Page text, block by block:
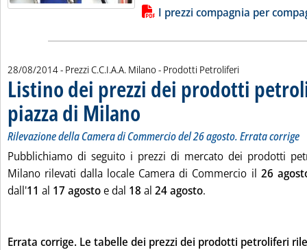
Lista allegati PDF alla notiziaI prezzi compagnia per
28/08/2014- Prezzi C.C.I.A.A. Milano - Prodotti Petroliferi
Listino dei prezzi dei prodotti
piazza di Milano . Sottotitolo: Rilevazione della Camera di
. Pubblicata giovedì 28 agosto 2014 alle 15.20.
Rilevazione della Camera di Commercio del 26 agosto. Errata corrige
Pubblichiamo di seguito i prezzi di mercato dei prodotti
Milano rilevati dalla locale Camera di Commercio il 26
dall'11 al 17 agostoe dal 18 al 24 agosto.
Errata corrige. Le tabelle dei prezzi dei prodotti petroliferi